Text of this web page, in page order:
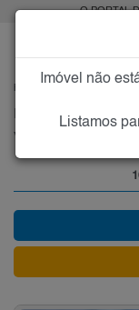
O PORTAL
Imóveis à Venda na
Vila Mirim - Praia
Imóvel não
Listamos